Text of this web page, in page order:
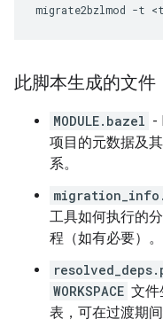
migrate2bzlmod -t
此脚本生成的文件
MODULE.bazel -
项目的元数据及
系。
工具如何执行的
程（如有必要）。
WORKSPACE 文件
表，可在过渡期间